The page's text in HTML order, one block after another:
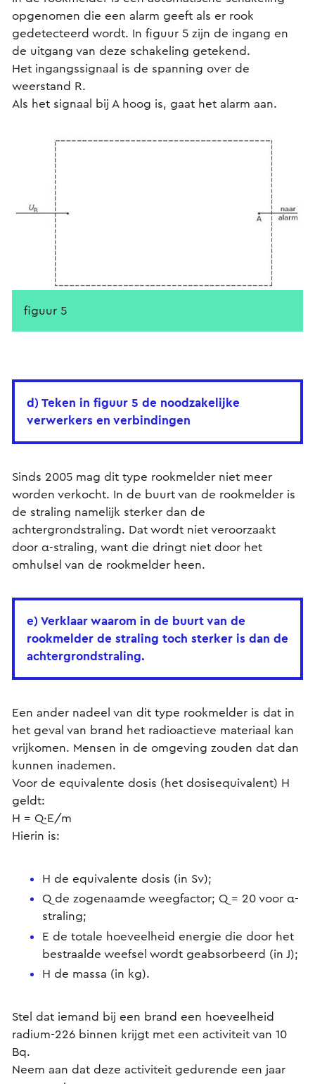
opgenomen die een alarm geeft als er rook
gedetecteerd wordt. In figuur 5 zijn de ingang en
de uitgang van deze schakeling getekend.
Het ingangssignaal is de spanning over de
weerstand R.
Als het signaal bij A hoog is, gaat het alarm aan.
figuur 5
d) Teken in figuur 5 de noodzakelijke
verwerkers en verbindingen
Sinds 2005 mag dit type rookmelder niet meer
worden verkocht. In de buurt van de rookmelder is
de straling namelijk sterker dan de
achtergrondstraling. Dat wordt niet veroorzaakt
door α-straling, want die dringt niet door het
omhulsel van de rookmelder heen.
e) Verklaar waarom in de buurt van de
rookmelder de straling toch sterker is dan de
achtergrondstraling.
Een ander nadeel van dit type rookmelder is dat in
het geval van brand het radioactieve materiaal kan
vrijkomen. Mensen in de omgeving zouden dat dan
kunnen inademen.
Voor de equivalente dosis (het dosisequivalent) H
geldt:
H = Q·E/m
Hierin is:
H de equivalente dosis (in Sv);
Q de zogenaamde weegfactor; Q = 20 voor α-
straling;
E de totale hoeveelheid energie die door het
bestraalde weefsel wordt geabsorbeerd (in J);
H de massa (in kg).
Stel dat iemand bij een brand een hoeveelheid
radium-226 binnen krijgt met een activiteit van 10
Bq.
Neem aan dat deze activiteit gedurende een jaar